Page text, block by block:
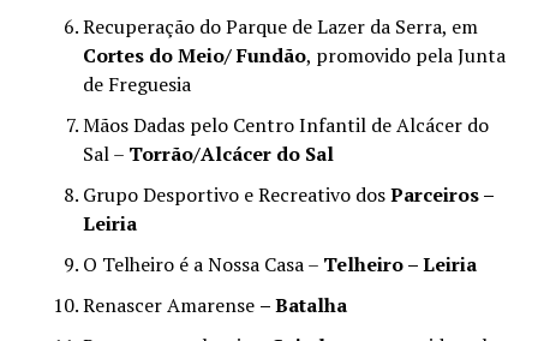
Recuperação do Parque de Lazer da Serra, em
Cortes do Meio/ Fundão, promovido pela Junta
de Freguesia
Mãos Dadas pelo Centro Infantil de Alcácer do
Sal – Torrão/Alcácer do Sal
Grupo Desportivo e Recreativo dosParceiros –
Leiria
O Telheiro é a Nossa Casa – Telheiro – Leiria
Renascer Amarense – Batalha